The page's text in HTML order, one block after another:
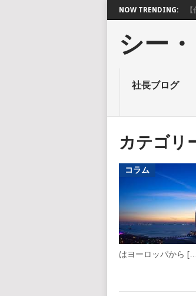
NOW TRENDING:
シー
社長ブログ
カテゴリ
コラム
はヨーロッパから